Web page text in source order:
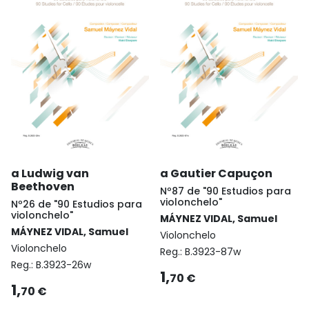
a Ludwig van
Beethoven
Nº26 de "90 Estudios para
violonchelo"
MÁYNEZ VIDAL, Samuel
Violonchelo
Reg.: B.3923-26w
1,70 €
a Gautier Capuçon
Nº87 de "90 Estudios para
violonchelo"
MÁYNEZ VIDAL, Samuel
Violonchelo
Reg.: B.3923-87w
1,70 €